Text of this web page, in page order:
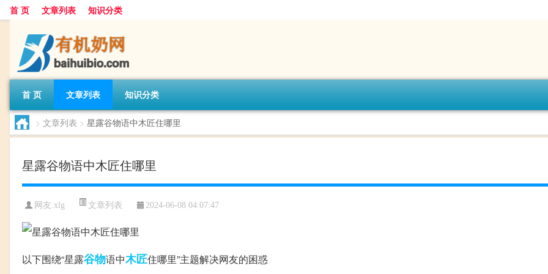
首 页 文章列表 知识分类
首 页 文章列表 知识分类
> 文章列表 > 星露谷物语中木匠住哪里
星露谷物语中木匠住哪里
网友:xlg 文章列表 2024-06-08 04:07:47
以下围绕“星露谷物语中木匠住哪里”主题解决网友的困惑